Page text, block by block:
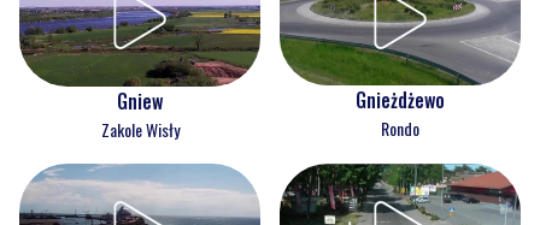
Gniew
Zakole Wisły
Gnieżdżewo
Rondo